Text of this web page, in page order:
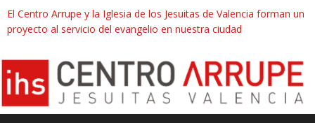
El Centro Arrupe y la Iglesia de los Jesuitas de Valencia forman un
proyecto al servicio del evangelio en nuestra ciudad